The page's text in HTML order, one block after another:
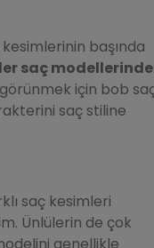
başında
saç
için bob
saç stiline
saç kesimleri
Ünlülerin de çok